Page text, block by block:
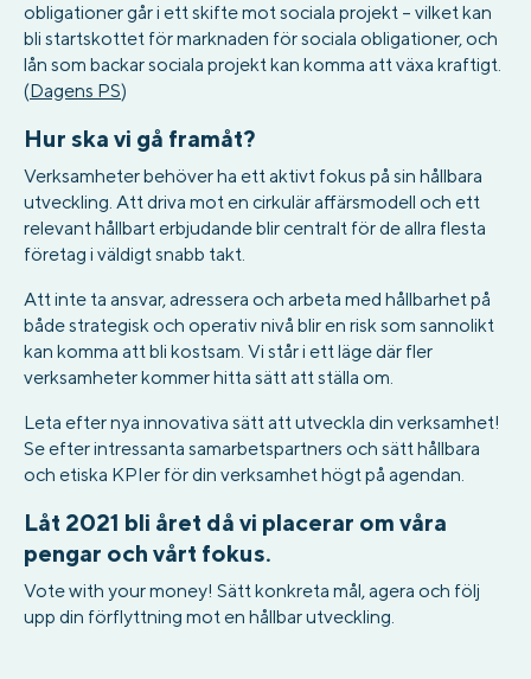
obligationer går i ett skifte mot sociala projekt – vilket kan
bli startskottet för marknaden för sociala obligationer, och
lån som backar sociala projekt kan komma att växa kraftigt.
(Dagens PS)
Hur ska vi gå framåt?
Verksamheter behöver ha ett aktivt fokus på sin hållbara
utveckling. Att driva mot en cirkulär affärsmodell och ett
relevant hållbart erbjudande blir centralt för de allra flesta
företag i väldigt snabb takt.
Att inte ta ansvar, adressera och arbeta med hållbarhet på
både strategisk och operativ nivå blir en risk som sannolikt
kan komma att bli kostsam. Vi står i ett läge där fler
verksamheter kommer hitta sätt att ställa om.
Leta efter nya innovativa sätt att utveckla din verksamhet!
Se efter intressanta samarbetspartners och sätt hållbara
och etiska KPIer för din verksamhet högt på agendan.
Låt 2021 bli året då vi placerar om våra
pengar och vårt fokus.
Vote with your money! Sätt konkreta mål, agera och följ
upp din förflyttning mot en hållbar utveckling.